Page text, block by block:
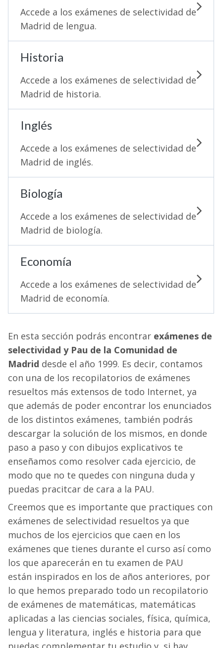
Accede a los exámenes de selectividad de
Madrid de lengua.
Historia
Accede a los exámenes de selectividad de
Madrid de historia.
Inglés
Accede a los exámenes de selectividad de
Madrid de inglés.
Biología
Accede a los exámenes de selectividad de
Madrid de biología.
Economía
Accede a los exámenes de selectividad de
Madrid de economía.
En esta sección podrás encontrar exámenes de
selectividad y Pau de la Comunidad de
Madrid desde el año 1999. Es decir, contamos
con una de los recopilatorios de exámenes
resueltos más extensos de todo Internet, ya
que además de poder encontrar los enunciados
de los distintos exámenes, también podrás
descargar la solución de los mismos, en donde
paso a paso y con dibujos explicativos te
enseñamos como resolver cada ejercicio, de
modo que no te quedes con ninguna duda y
puedas pracitcar de cara a la PAU.
Creemos que es importante que practiques con
exámenes de selectividad resueltos ya que
muchos de los ejercicios que caen en los
exámenes que tienes durante el curso así como
los que aparecerán en tu examen de PAU
están inspirados en los de años anteriores, por
lo que hemos preparado todo un recopilatorio
de exámenes de matemáticas, matemáticas
aplicadas a las ciencias sociales, física, química,
lengua y literatura, inglés e historia para que